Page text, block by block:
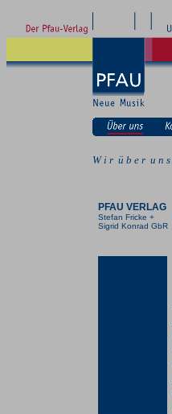
W i r ü b e r u n s
PFAU VERLAG
Stefan Fricke +
Sigrid Konrad GbR